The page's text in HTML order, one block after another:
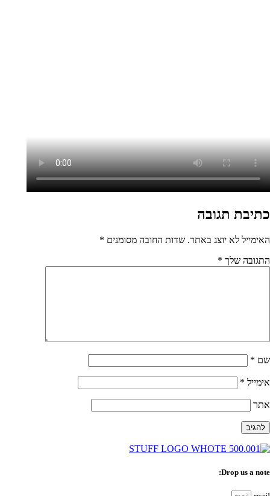
כתיבת תגובה
האימייל לא יוצג באתר. שדות החובה מסומנים *
התגובה שלך *
שם *
אימייל *
אתר
Drop us a note: